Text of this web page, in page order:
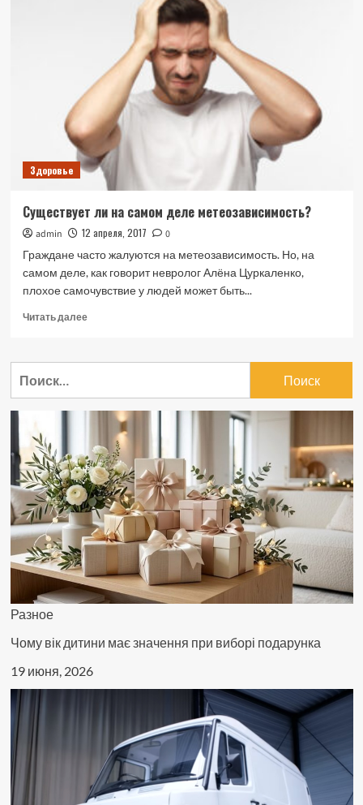
правильно
заниматься
спортом
холодное
время
Здоровье
Существует ли на самом деле метеозависимость?
admin 12 апреля, 2017
0
Граждане часто жалуются на метеозависимость. Но, на
самом деле, как говорит невролог Алёна Цуркаленко,
плохое самочувствие у людей может быть...
Читать далееПрочитать
Существует
метеозависимость?
Разное
Чому вік дитини має значення при виборі подарунка
19 июня, 2026